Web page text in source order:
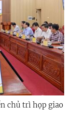
chủ trì họp giao